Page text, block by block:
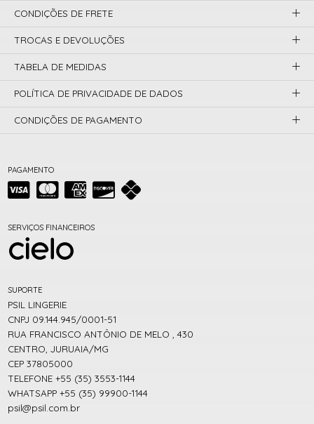
PAGAMENTO
SERVIÇOS FINANCEIROS
SUPORTE
PSIL LINGERIE
CNPJ 09.144.945/0001-51
RUA FRANCISCO ANTÔNIO DE MELO , 430
CENTRO, JURUAIA/MG
CEP 37805000
TELEFONE +55 (35) 3553-1144
WHATSAPP +55 (35) 99900-1144
psil@psil.com.br
CONDIÇÕES DE FRETE
TROCAS E DEVOLUÇÕES
TABELA DE MEDIDAS
POLÍTICA DE PRIVACIDADE DE DADOS
CONDIÇÕES DE PAGAMENTO